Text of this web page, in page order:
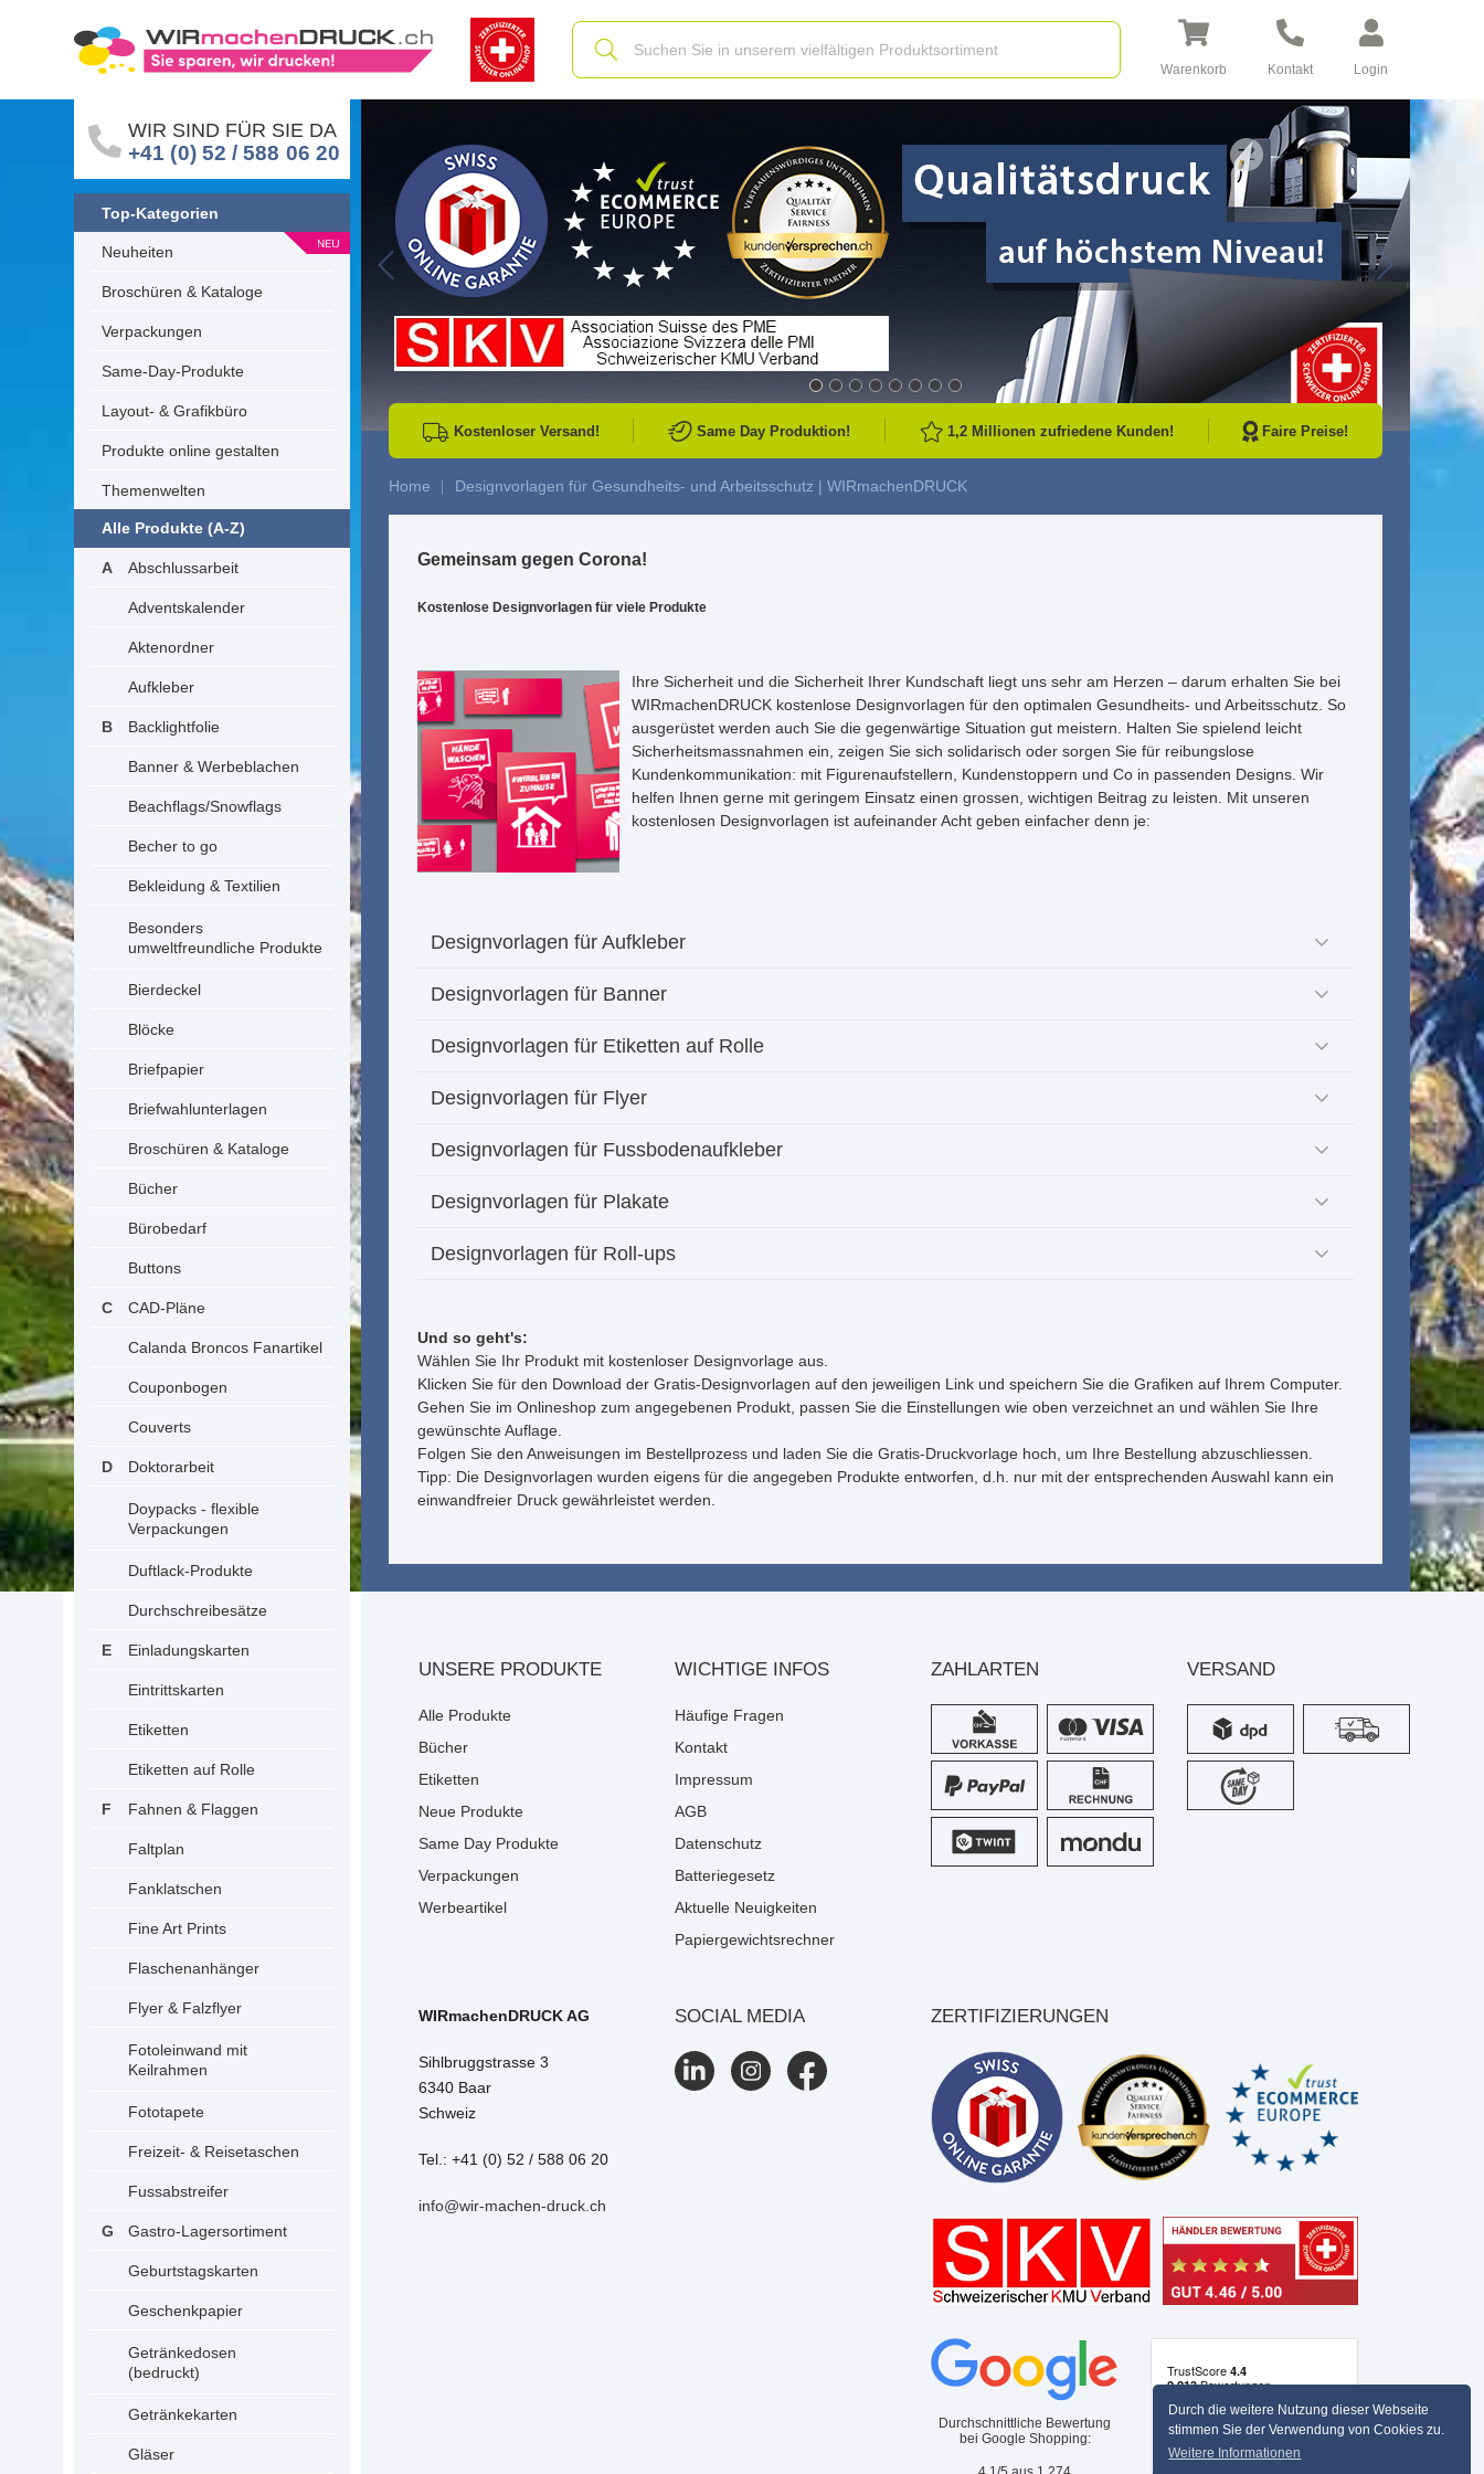
Durch die weitere Nutzung dieser Webseite
stimmen Sie der Verwendung von Cookies zu.
Weitere Informationen
Warenkorb Kontakt Login
WIR SIND FÜR SIE DA
+41 (0) 52 / 588 06 20
Top-Kategorien
Neuheiten
Broschüren & Kataloge
Verpackungen
Same-Day-Produkte
Layout- & Grafikbüro
Produkte online gestalten
Themenwelten
Alle Produkte (A-Z)
Abschlussarbeit
Adventskalender
Aktenordner
Aufkleber
Backlightfolie
Banner & Werbeblachen
Beachflags/Snowflags
Becher to go
Bekleidung & Textilien
Besonders
umweltfreundliche Produkte
Bierdeckel
Blöcke
Briefpapier
Briefwahlunterlagen
Broschüren & Kataloge
Bücher
Bürobedarf
Buttons
CAD-Pläne
Calanda Broncos Fanartikel
Couponbogen
Couverts
Doktorarbeit
Doypacks - flexible
Verpackungen
Duftlack-Produkte
Durchschreibesätze
Einladungskarten
Eintrittskarten
Etiketten
Etiketten auf Rolle
Fahnen & Flaggen
Faltplan
Fanklatschen
Fine Art Prints
Flaschenanhänger
Flyer & Falzflyer
Fotoleinwand mit
Keilrahmen
Fototapete
Freizeit- & Reisetaschen
Fussabstreifer
Gastro-Lagersortiment
Geburtstagskarten
Geschenkpapier
Getränkedosen
(bedruckt)
Getränkekarten
Gläser
Go to Previous Slide Go to Next
Kostenloser Versand! Same Day Produktion! 1,2 Millionen zufriedene Kunden! Faire Preise!
Home Designvorlagen für Gesundheits- und Arbeitsschutz | WIRmachenDRUCK
Gemeinsam gegen Corona!
Kostenlose Designvorlagen für viele Produkte
Ihre Sicherheit und die Sicherheit Ihrer Kundschaft liegt uns sehr am Herzen – darum erhalten Sie bei
WIRmachenDRUCK kostenlose Designvorlagen für den optimalen Gesundheits- und Arbeitsschutz. So
ausgerüstet werden auch Sie die gegenwärtige Situation gut meistern. Halten Sie spielend leicht
Sicherheitsmassnahmen ein, zeigen Sie sich solidarisch oder sorgen Sie für reibungslose
Kundenkommunikation: mit Figurenaufstellern, Kundenstoppern und Co in passenden Designs. Wir
helfen Ihnen gerne mit geringem Einsatz einen grossen, wichtigen Beitrag zu leisten. Mit unseren
kostenlosen Designvorlagen ist aufeinander Acht geben einfacher denn je:
Designvorlagen für Aufkleber
Designvorlagen für Banner
Designvorlagen für Etiketten auf Rolle
Designvorlagen für Flyer
Designvorlagen für Fussbodenaufkleber
Designvorlagen für Plakate
Designvorlagen für Roll-ups
Und so geht's:
Wählen Sie Ihr Produkt mit kostenloser Designvorlage aus.
Klicken Sie für den Download der Gratis-Designvorlagen auf den jeweiligen Link und speichern Sie die Grafiken auf Ihrem Computer.
Gehen Sie im Onlineshop zum angegebenen Produkt, passen Sie die Einstellungen wie oben verzeichnet an und wählen Sie Ihre
gewünschte Auflage.
Folgen Sie den Anweisungen im Bestellprozess und laden Sie die Gratis-Druckvorlage hoch, um Ihre Bestellung abzuschliessen.
Tipp: Die Designvorlagen wurden eigens für die angegeben Produkte entworfen, d.h. nur mit der entsprechenden Auswahl kann ein
einwandfreier Druck gewährleistet werden.
UNSERE PRODUKTE
Alle Produkte
Bücher
Etiketten
Neue Produkte
Same Day Produkte
Verpackungen
Werbeartikel
WICHTIGE INFOS
Häufige Fragen
Kontakt
Impressum
AGB
Datenschutz
Batteriegesetz
Aktuelle Neuigkeiten
Papiergewichtsrechner
ZAHLARTEN VERSAND
WIRmachenDRUCK AG
Sihlbruggstrasse 3
6340 Baar
Schweiz
Tel.: +41 (0) 52 / 588 06 20
info@wir-machen-druck.ch
SOCIAL MEDIA ZERTIFIZIERUNGEN
Durchschnittliche Bewertung
bei Google Shopping: